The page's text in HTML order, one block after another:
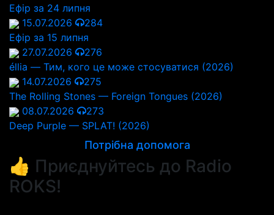
Ефір за 24 липня
15.07.2026
284
Ефір за 15 липня
27.07.2026
276
éllia — Тим, кого це може стосуватися (2026)
14.07.2026
275
The Rolling Stones — Foreign Tongues (2026)
08.07.2026
273
Deep Purple — SPLAT! (2026)
Потрібна допомога
👍 Приєднуйтесь до Radio
ROKS!